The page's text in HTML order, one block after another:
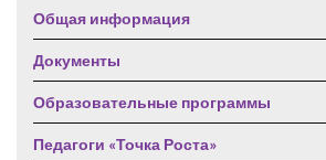
Общая информация
Документы
Образовательные программы
Педагоги «Точка Роста»